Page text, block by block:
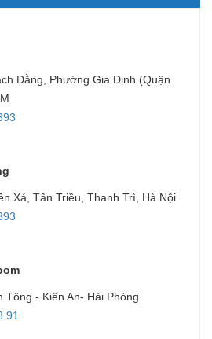
Đằng, Phường Gia Định (Quận
Xá, Tân Triều, Thanh Trì, Hà Nội
Tông - Kiến An- Hải Phòng
91